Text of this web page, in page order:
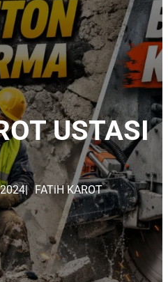
USTASI
| FATiH KAROT